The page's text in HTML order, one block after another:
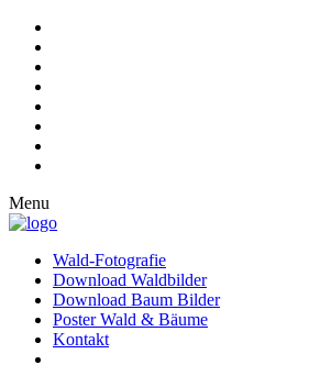
Menu
Wald-Fotografie
Download Waldbilder
Download Baum Bilder
Poster Wald & Bäume
Kontakt